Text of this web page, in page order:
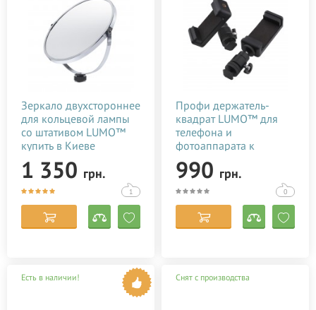
Зеркало двухстороннее
для кольцевой лампы
со штативом LUMO™
купить в Киеве
(Украине)
1 350 грн.
1
Профи держатель-
квадрат LUMO™ для
телефона и
фотоаппарата к
кольцевой
светодиодной лампе со
штативом купить в
990 грн.
0
Есть в наличии! Снят с производства